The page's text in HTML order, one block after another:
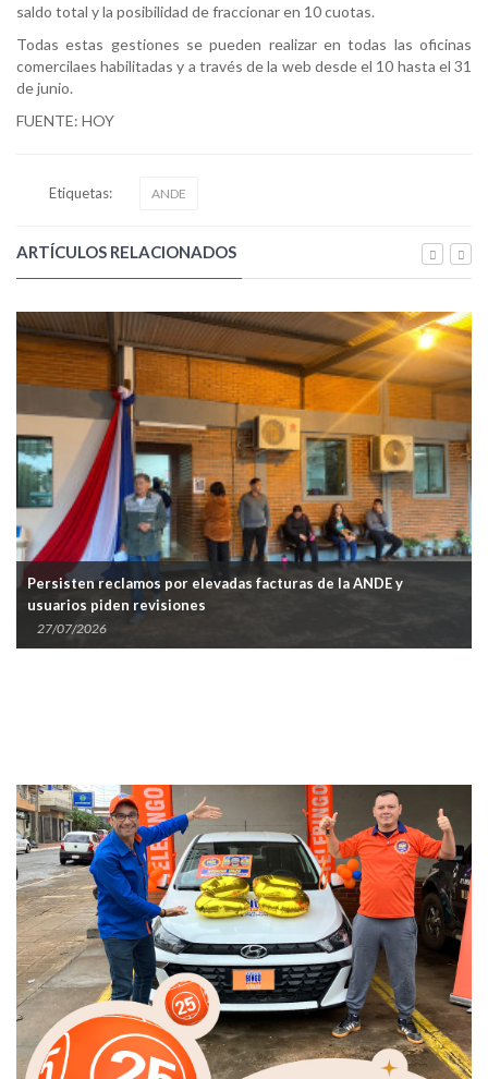
saldo total y la posibilidad de fraccionar en 10 cuotas.
Todas estas gestiones se pueden realizar en todas las oficinas
comercilaes habilitadas y a través de la web desde el 10 hasta el 31
de junio.
FUENTE: HOY
Etiquetas: ANDE
ARTÍCULOS RELACIONADOS
Persisten reclamos por elevadas facturas de la ANDE y
usuarios piden revisiones
27/07/2026